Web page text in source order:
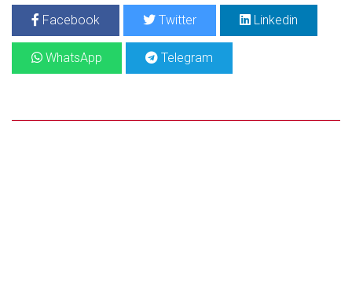
Facebook Twitter Linkedin
WhatsApp Telegram